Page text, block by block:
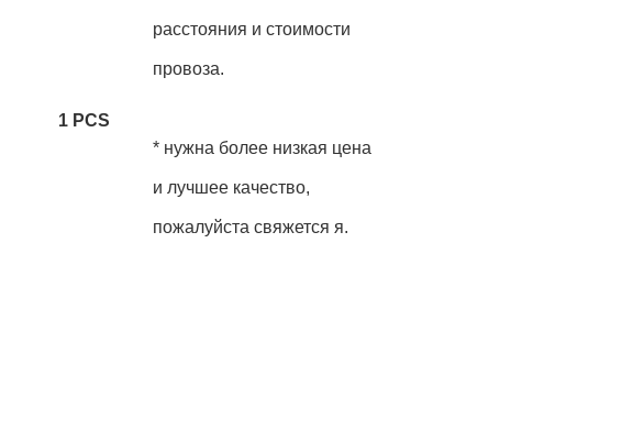
расстояния и стоимости
провоза.
* нужна более низкая цена
и лучшее качество,
пожалуйста свяжется я.
1 PCS